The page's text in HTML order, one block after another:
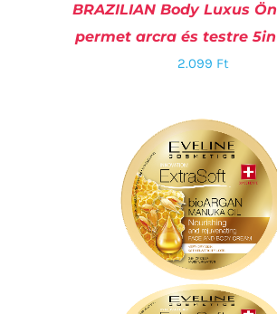
KOSÁRBA TESZEM /
BRAZILIAN Body Luxus
permet arcra és testre
2.099 Ft